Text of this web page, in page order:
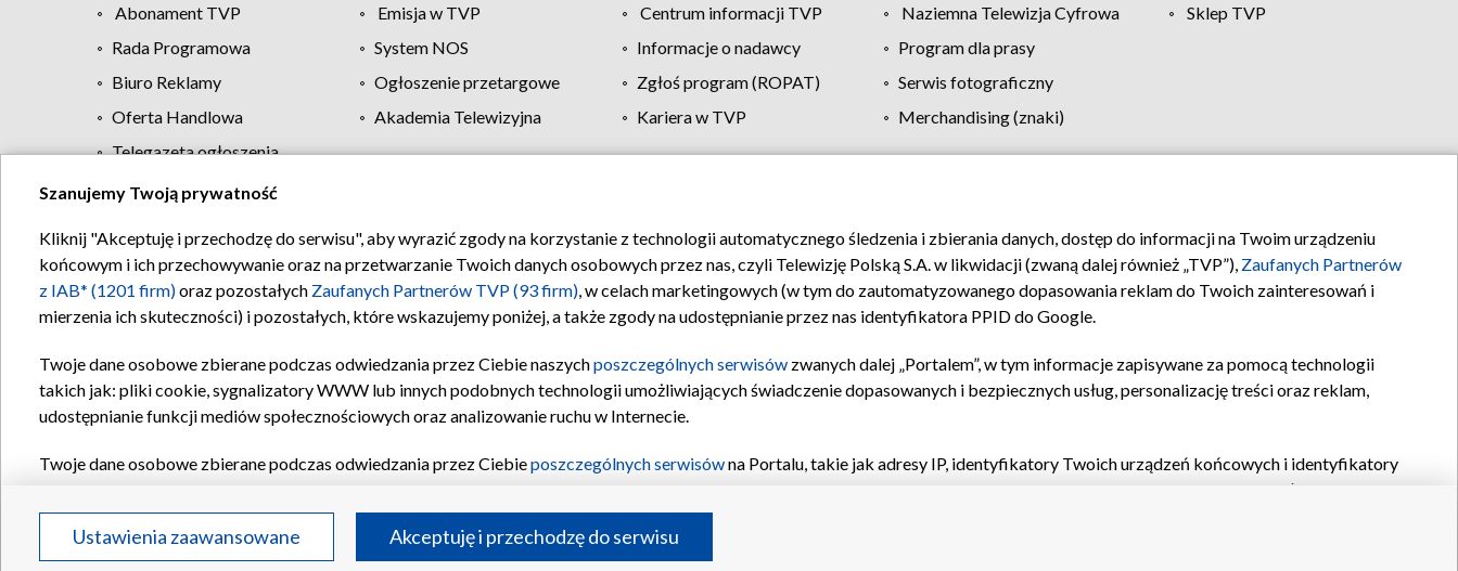
Abonament TVP Emisja w TVP Centrum informacji TVP Naziemna Telewizja Cyfrowa
Sklep TVP
Rada Programowa
System NOS Informacje o nadawcy
Program dla prasy
Biuro Reklamy
Ogłoszenie przetargowe Zgłoś program (ROPAT)
Serwis fotograficzny
Oferta Handlowa
Akademia Telewizyjna Kariera w TVP
Merchandising (znaki)
Telegazeta ogłoszenia
Regulamin TVP Polityka prywatności Moje zgody Pomoc Biuro reklamy Kontakt
Szanujemy Twoją prywatność
Kliknij "Akceptuję i przechodzę do serwisu", aby wyrazić zgody na korzystanie z technologii automatycznego śledzenia i zbierania danych, dostęp do informacji na Twoim urządzeniu
końcowym i ich przechowywanie oraz na przetwarzanie Twoich danych osobowych przez nas, czyli Telewizję Polską S.A. w likwidacji (zwaną dalej również „TVP”), Zaufanych Partnerów
z IAB* (1201 firm)oraz pozostałych Zaufanych Partnerów TVP (93 firm), w celach marketingowych (w tym do zautomatyzowanego dopasowania reklam do Twoich zainteresowań i
mierzenia ich skuteczności) i pozostałych, które wskazujemy poniżej, a także zgody na udostępnianie przez nas identyfikatora PPID do Google.
Twoje dane osobowe zbierane podczas odwiedzania przez Ciebie naszychposzczególnych serwisów zwanych dalej „Portalem”, w tym informacje zapisywane za pomocą technologii
takich jak: pliki cookie, sygnalizatory WWW lub innych podobnych technologii umożliwiających świadczenie dopasowanych i bezpiecznych usług, personalizację treści oraz reklam,
udostępnianie funkcji mediów społecznościowych oraz analizowanie ruchu w Internecie.
Twoje dane osobowe zbierane podczas odwiedzania przez Ciebieposzczególnych serwisówna Portalu, takie jak adresy IP, identyfikatory Twoich urządzeń końcowych i identyfikatory
oraz pozostałych
Partnerów TVPdla realizacji następujących celów i funkcji: przechowywania informacji na urządzeniu lub dostęp do nich, wyboru podstawowych reklam, wyboru spersonalizowanych
reklam, tworzenia profilu spersonalizowanych reklam, tworzenia profilu spersonalizowanych treści, wyboru spersonalizowanych treści, pomiaru wydajności reklam, pomiaru wydajności
Ustawienia zaawansowane Akceptuję i przechodzę do serwisu